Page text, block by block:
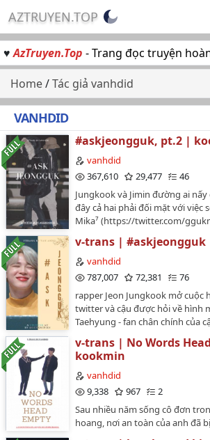
AZTRUYEN.TOP
♥AzTruyen.Top - Trang đọc truyện
Home/Tác giả vanhdid
VANHDID
#askjeongguk, pt.2 |
vanhdid
367,610
29,477
46
Jungkook và Jimin đường ai
đây cả hai phải đối mặt với việc
Mika⁷ (https://twitter.com/
s=21Translated to Vietnamese
has been authorized by the
copy/mang đi nơi khác.…
v-trans |
vanhdid
787,007
72,381
76
rapper Jeon Jungkook mở
twitter và cậu được hỏi về hình
Taehyung - fan chân chính của
thế nào. -> Author: Mika⁷
Original work:
https://twitter.com/ggukminies/
s=21Translated to Vietnamese
copy/mang đi nơi khác.…
v-trans | No Words
kookmin
vanhdid
9,338
967
2
Sau nhiều năm sống cô đơn
hoang, nơi an toàn của anh đã